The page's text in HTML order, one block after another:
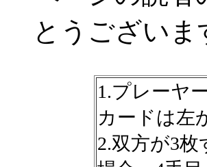
とうございま
1.プレーヤ
カードは左
2.双方が3